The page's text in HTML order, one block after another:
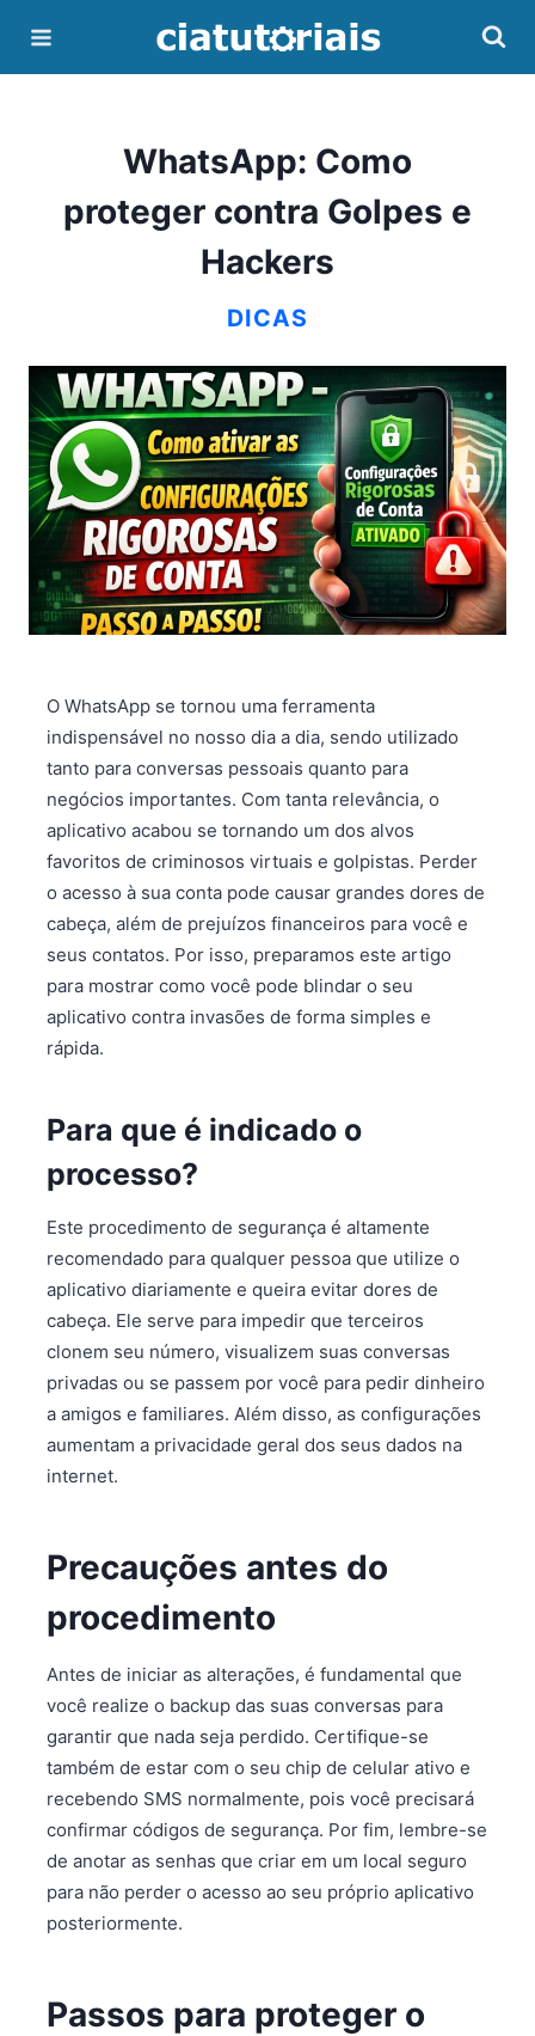
para
o
WhatsApp: Como
proteger contra Golpes e
Hackers
DICAS
O WhatsApp se tornou uma ferramenta
indispensável no nosso dia a dia, sendo utilizado
tanto para conversas pessoais quanto para
negócios importantes. Com tanta relevância, o
aplicativo acabou se tornando um dos alvos
favoritos de criminosos virtuais e golpistas. Perder
o acesso à sua conta pode causar grandes dores de
cabeça, além de prejuízos financeiros para você e
seus contatos. Por isso, preparamos este artigo
para mostrar como você pode blindar o seu
aplicativo contra invasões de forma simples e
rápida.
Para que é indicado o
processo?
Este procedimento de segurança é altamente
recomendado para qualquer pessoa que utilize o
aplicativo diariamente e queira evitar dores de
cabeça. Ele serve para impedir que terceiros
clonem seu número, visualizem suas conversas
privadas ou se passem por você para pedir dinheiro
a amigos e familiares. Além disso, as configurações
aumentam a privacidade geral dos seus dados na
internet.
Precauções antes do
procedimento
Antes de iniciar as alterações, é fundamental que
você realize o backup das suas conversas para
garantir que nada seja perdido. Certifique-se
também de estar com o seu chip de celular ativo e
recebendo SMS normalmente, pois você precisará
confirmar códigos de segurança. Por fim, lembre-se
de anotar as senhas que criar em um local seguro
para não perder o acesso ao seu próprio aplicativo
posteriormente.
Passos para proteger o